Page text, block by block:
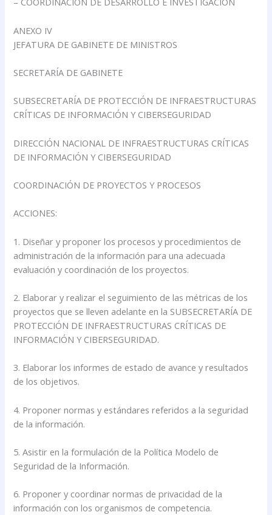
ANEXO IV
JEFATURA DE GABINETE DE MINISTROS
SECRETARÍA DE GABINETE
SUBSECRETARÍA DE PROTECCIÓN DE INFRAESTRUCTURAS
CRÍTICAS DE INFORMACIÓN Y CIBERSEGURIDAD
DIRECCIÓN NACIONAL DE INFRAESTRUCTURAS CRÍTICAS
DE INFORMACIÓN Y CIBERSEGURIDAD
COORDINACIÓN DE PROYECTOS Y PROCESOS
ACCIONES:
1. Diseñar y proponer los procesos y procedimientos de
administración de la información para una adecuada
evaluación y coordinación de los proyectos.
2. Elaborar y realizar el seguimiento de las métricas de los
proyectos que se lleven adelante en la SUBSECRETARÍA DE
PROTECCIÓN DE INFRAESTRUCTURAS CRÍTICAS DE
INFORMACIÓN Y CIBERSEGURIDAD.
3. Elaborar los informes de estado de avance y resultados
de los objetivos.
4. Proponer normas y estándares referidos a la seguridad
de la información.
5. Asistir en la formulación de la Política Modelo de
Seguridad de la Información.
6. Proponer y coordinar normas de privacidad de la
información con los organismos de competencia.